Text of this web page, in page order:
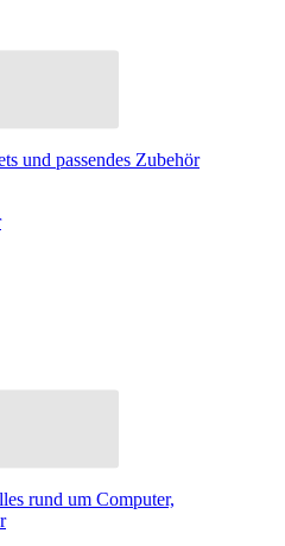
und passendes Zubehör
rund um Computer,